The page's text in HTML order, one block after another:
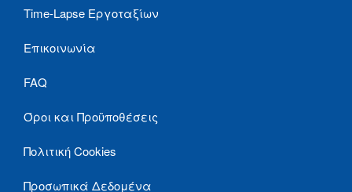
Time-Lapse Εργοταξίων
Επικοινωνία
FAQ
Όροι και Προϋποθέσεις
Πολιτική Cookies
Προσωπικά Δεδομένα